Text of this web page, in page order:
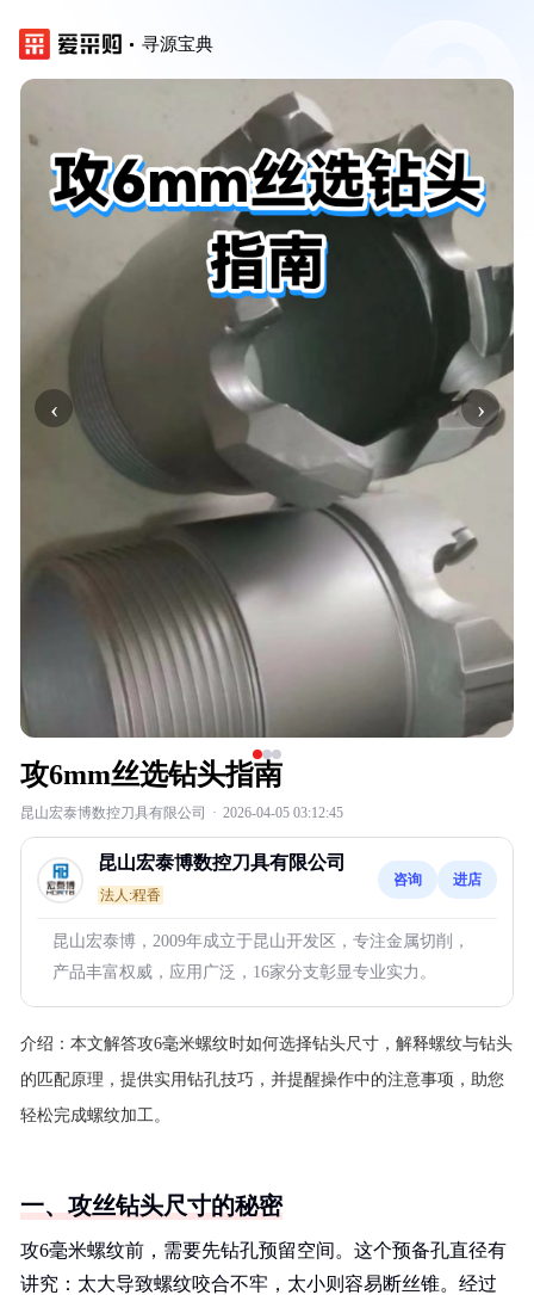
寻源宝典
‹ ›
攻6mm丝选钻头指南
昆山宏泰博数控刀具有限公司 · 2026-04-05 03:12:45
昆山宏泰博数控刀具有限公司
法人:程香
咨询 进店
昆山宏泰博，2009年成立于昆山开发区，专注金属切削，
产品丰富权威，应用广泛，16家分支彰显专业实力。
介绍： 本文解答攻6毫米螺纹时如何选择钻头尺寸，解释螺纹与钻头
的匹配原理，提供实用钻孔技巧，并提醒操作中的注意事项，助您
轻松完成螺纹加工。
一、攻丝钻头尺寸的秘密
攻6毫米螺纹前，需要先钻孔预留空间。这个预备孔直径有
讲究：太大导致螺纹咬合不牢，太小则容易断丝锥。经过